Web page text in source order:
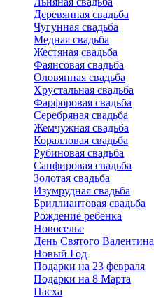
Деревянная свадьба
Чугунная свадьба
Медная свадьба
Жестяная свадьба
Фаянсовая свадьба
Оловянная свадьба
Хрустальная свадьба
Фарфоровая свадьба
Серебряная свадьба
Жемчужная свадьба
Коралловая свадьба
Рубиновая свадьба
Сапфировая свадьба
Золотая свадьба
Изумрудная свадьба
Бриллиантовая свадьба
Рождение ребенка
Новоселье
День Святого Валентина
Новый Год
Подарки на 23 февраля
Подарки на 8 Марта
Пасха